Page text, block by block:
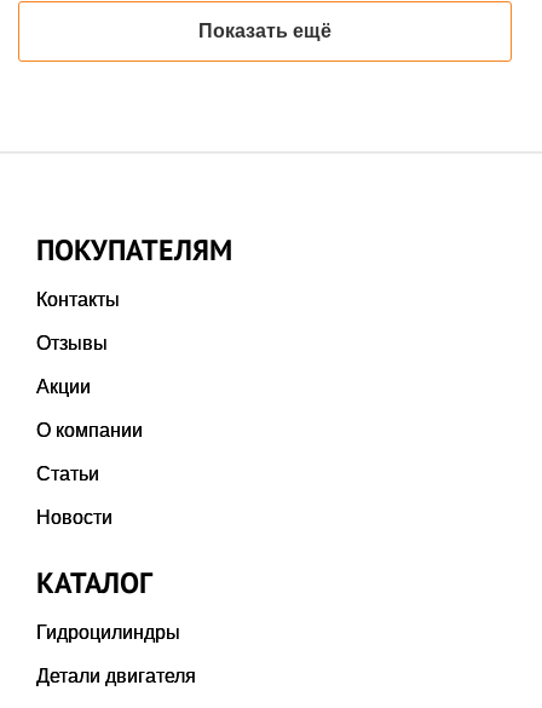
Показать ещё
ПОКУПАТЕЛЯМ
Контакты
Отзывы
Акции
О компании
Статьи
Новости
КАТАЛОГ
Гидроцилиндры
Детали двигателя